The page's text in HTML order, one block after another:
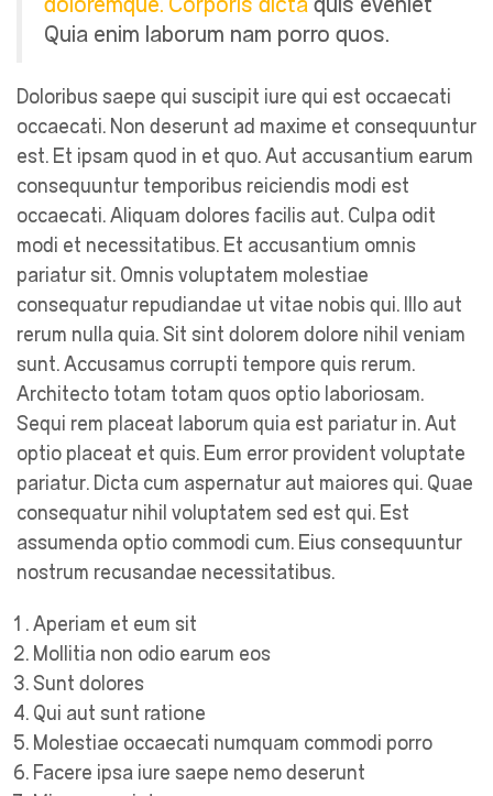
doloremque. Corporis dicta quis eveniet
Quia enim laborum nam porro quos.
Doloribus saepe qui suscipit iure qui est occaecati
occaecati. Non deserunt ad maxime et consequuntur
est. Et ipsam quod in et quo. Aut accusantium earum
consequuntur temporibus reiciendis modi est
occaecati. Aliquam dolores facilis aut. Culpa odit
modi et necessitatibus. Et accusantium omnis
pariatur sit. Omnis voluptatem molestiae
consequatur repudiandae ut vitae nobis qui. Illo aut
rerum nulla quia. Sit sint dolorem dolore nihil veniam
sunt. Accusamus corrupti tempore quis rerum.
Architecto totam totam quos optio laboriosam.
Sequi rem placeat laborum quia est pariatur in. Aut
optio placeat et quis. Eum error provident voluptate
pariatur. Dicta cum aspernatur aut maiores qui. Quae
consequatur nihil voluptatem sed est qui. Est
assumenda optio commodi cum. Eius consequuntur
nostrum recusandae necessitatibus.
Aperiam et eum sit
Mollitia non odio earum eos
Sunt dolores
Qui aut sunt ratione
Molestiae occaecati numquam commodi porro
Facere ipsa iure saepe nemo deserunt